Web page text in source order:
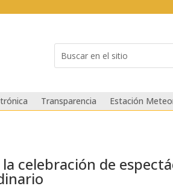
for...
Transparencia Estación
celebración de